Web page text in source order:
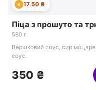
К 17.50 ₴
Піца з прошуто та
580 г.
Вершковий соус, сир
соус.
350 ₴